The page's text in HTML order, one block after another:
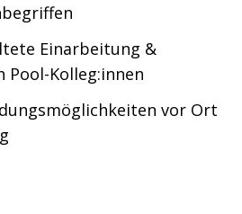
Einarbeitung &
Pool-Kolleg:innen
vor Ort